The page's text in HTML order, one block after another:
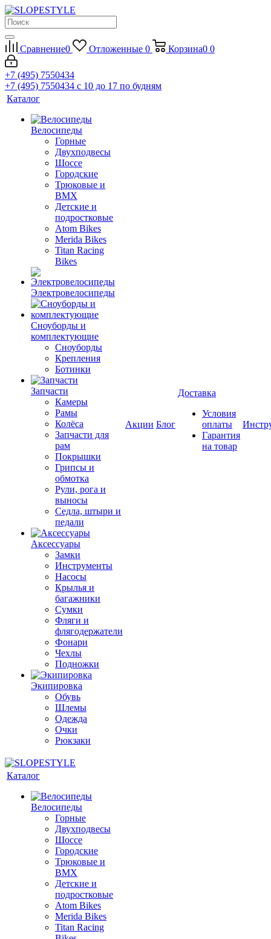
Сравнение0 Отложенные 0 Корзина0 0
+7 (495) 7550434
+7 (495) 7550434 с 10 до 17 по будням
Каталог
Велосипеды
Горные
Двухподвесы
Шоссе
Городские
Трюковые и
BMX
Детские и
подростковые
Atom Bikes
Merida Bikes
Titan Racing
Bikes
Электровелосипеды
Cноуборды и
комплектующие
Сноуборды
Крепления
Ботинки
Запчасти
Камеры
Рамы
Колёса
Запчасти для
рам
Покрышки
Грипсы и
обмотка
Рули, рога и
выносы
Седла, штыри и
педали
Аксессуары
Замки
Инструменты
Насосы
Крылья и
багажники
Сумки
Фляги и
флягодержатели
Фонари
Чехлы
Подножки
Экипировка
Обувь
Шлемы
Одежда
Очки
Рюкзаки
Акции Блог
Доставка
Условия
оплаты
Гарантия
на товар
Каталог
Велосипеды
Горные
Двухподвесы
Шоссе
Городские
Трюковые и
BMX
Детские и
подростковые
Atom Bikes
Merida Bikes
Titan Racing